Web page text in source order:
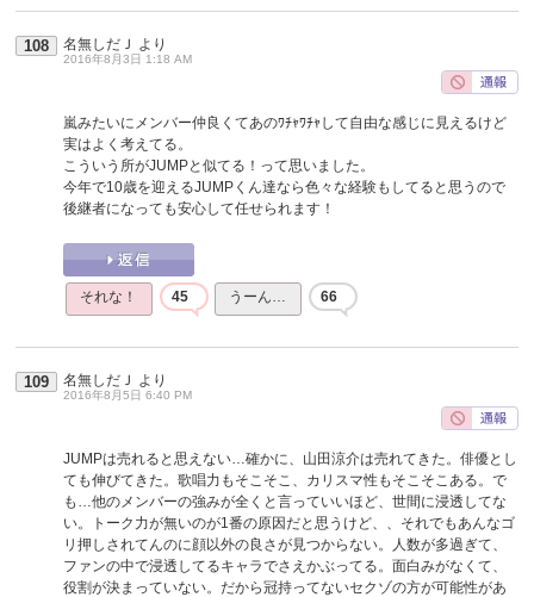
108 名無しだＪ より
2016年8月3日 1:18 AM
嵐みたいにメンバー仲良くてあのﾜﾁｬﾜﾁｬして自由な感じに見えるけど
実はよく考えてる。
こういう所がJUMPと似てる！って思いました。
今年で10歳を迎えるJUMPくん達なら色々な経験もしてると思うので
後継者になっても安心して任せられます！
それな！ 45 うーん… 66
109 名無しだＪ より
2016年8月5日 6:40 PM
JUMPは売れると思えない…確かに、山田涼介は売れてきた。俳優とし
ても伸びてきた。歌唱力もそこそこ、カリスマ性もそこそこある。で
も…他のメンバーの強みが全くと言っていいほど、世間に浸透してな
い。トーク力が無いのが1番の原因だと思うけど、、それでもあんなゴ
リ押しされてんのに顔以外の良さが見つからない。人数が多過ぎて、
ファンの中で浸透してるキャラでさえかぶってる。面白みがなくて、
役割が決まっていない。だから冠持ってないセクゾの方が可能性があ